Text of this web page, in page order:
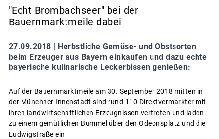
"Echt Brombachseer" bei der
Bauernmarktmeile dabei
27.09.2018 | Herbstliche Gemüse- und Obstsorten
beim Erzeuger aus Bayern einkaufen und dazu echte
bayerische kulinarische Leckerbissen genießen:
Auf der Bauernmarktmeile am 30. September 2018 mitten in
der Münchner Innenstadt sind rund 110 Direktvermarkter mit
ihren landwirtschaftlichen Erzeugnissen vertreten und laden
zu einem gemütlichen Bummel über den Odeonsplatz und die
Ludwigstraße ein.